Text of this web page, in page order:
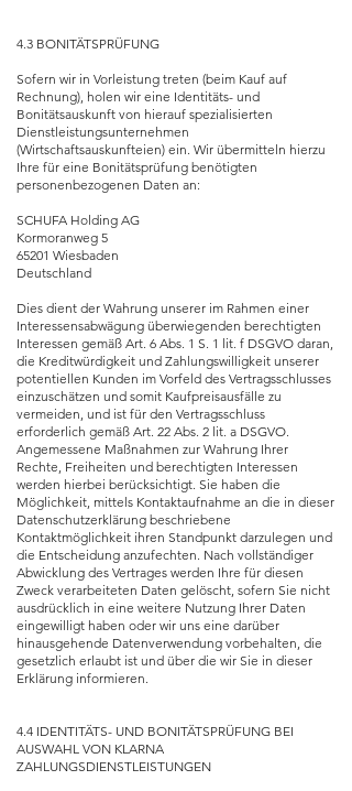
4.3 BONITÄTSPRÜFUNG
Sofern wir in Vorleistung treten (beim Kauf auf
Rechnung), holen wir eine Identitäts- und
Bonitätsauskunft von hierauf spezialisierten
Dienstleistungsunternehmen
(Wirtschaftsauskunfteien) ein. Wir übermitteln hierzu
Ihre für eine Bonitätsprüfung benötigten
personenbezogenen Daten an:
SCHUFA Holding AG
Kormoranweg 5
65201 Wiesbaden
Deutschland
Dies dient der Wahrung unserer im Rahmen einer
Interessensabwägung überwiegenden berechtigten
Interessen gemäß Art. 6 Abs. 1 S. 1 lit. f DSGVO daran,
die Kreditwürdigkeit und Zahlungswilligkeit unserer
potentiellen Kunden im Vorfeld des Vertragsschlusses
einzuschätzen und somit Kaufpreisausfälle zu
vermeiden, und ist für den Vertragsschluss
erforderlich gemäß Art. 22 Abs. 2 lit. a DSGVO.
Angemessene Maßnahmen zur Wahrung Ihrer
Rechte, Freiheiten und berechtigten Interessen
werden hierbei berücksichtigt. Sie haben die
Möglichkeit, mittels Kontaktaufnahme an die in dieser
Datenschutzerklärung beschriebene
Kontaktmöglichkeit ihren Standpunkt darzulegen und
die Entscheidung anzufechten. Nach vollständiger
Abwicklung des Vertrages werden Ihre für diesen
Zweck verarbeiteten Daten gelöscht, sofern Sie nicht
ausdrücklich in eine weitere Nutzung Ihrer Daten
eingewilligt haben oder wir uns eine darüber
hinausgehende Datenverwendung vorbehalten, die
gesetzlich erlaubt ist und über die wir Sie in dieser
Erklärung informieren.
4.4 IDENTITÄTS- UND BONITÄTSPRÜFUNG BEI
AUSWAHL VON KLARNA
ZAHLUNGSDIENSTLEISTUNGEN